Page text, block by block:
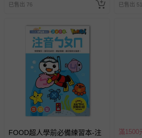
問，你可詳見：
媽咪愛客服中心。
助取消退款事宜。
商品如因「價格、組合」等錯誤原
會主動以簡訊及mail通知訂單取消事
償。
已售出 76 已售出
FOOD超人學前必備練習本-注
滿1500